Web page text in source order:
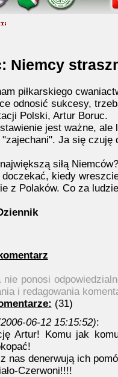
Niemcy
piłkarskiego
odnosić sukcesy,
Polski, Artur Boruc.
jest ważne,
Ja się czuję
siłą
doczekać, kiedy
z Polaków. Co za
nie ponosi
i redagowania
(31)
06-12 15:15:52):
Artur! Komu jak
nas denerwują ich
Czerwoni!!!!